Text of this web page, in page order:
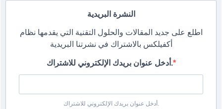
النشرة البريدية
اطلع على جديد المقالات والحلول التقنية التي يقدمها نظام
أكفيلكس بالاشتراك في نشرتنا البريدية
أدخل عنوان بريدك الإلكتروني للاشتراك.
أدخل عنوان بريدك الإلكتروني للاشتراك.